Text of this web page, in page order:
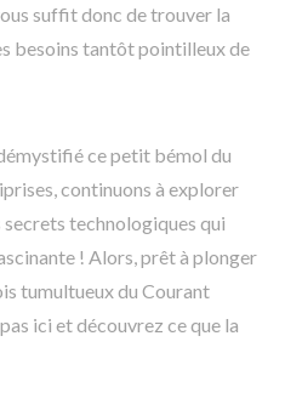
suffit donc de trouver la
besoins tantôt pointilleux de
ce petit bémol du
continuons à explorer
technologiques qui
! Alors, prêt à plonger
tumultueux du Courant
ici et découvrez ce que la